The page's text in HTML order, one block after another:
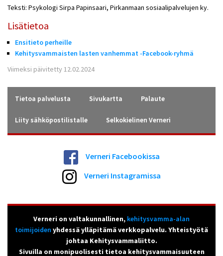
Teksti: Psykologi Sirpa Papinsaari, Pirkanmaan sosiaalipalvelujen ky.
Lisätietoa
Ensitieto perheille
Kehitysvammaisten lasten vanhemmat -Facebook-ryhmä
Viimeksi päivitetty 12.02.2024
Tietoa palvelusta Sivukartta Palaute
Liity sähköpostilistalle Selkokielinen Verneri
Verneri Facebookissa
Verneri Instagramissa
Verneri on valtakunnallinen, kehitysvamma-alan
toimijoiden yhdessä ylläpitämä verkkopalvelu. Yhteistyötä
johtaa Kehitysvammaliitto.
Sivuilla on monipuolisesti tietoa kehitysvammaisuuteen